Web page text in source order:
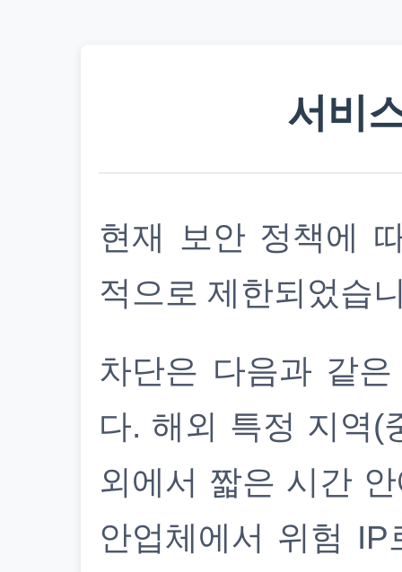
서비
현재 보안 정책에
적으로 제한되었습
차단은 다음과 같
다. 해외 특정 지역(
외에서 짧은 시간
안업체에서 위험